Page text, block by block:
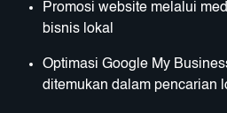
Promosi website melalui
bisnis lokal
Optimasi Google My
ditemukan dalam pencarian